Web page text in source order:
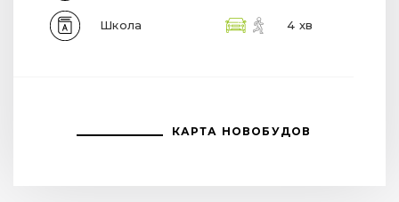
Школа 4 хв
КАРТА НОВОБУДОВ